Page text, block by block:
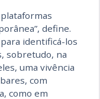
define.
identificá-los
sobretudo, na
uma vivência
com
como em